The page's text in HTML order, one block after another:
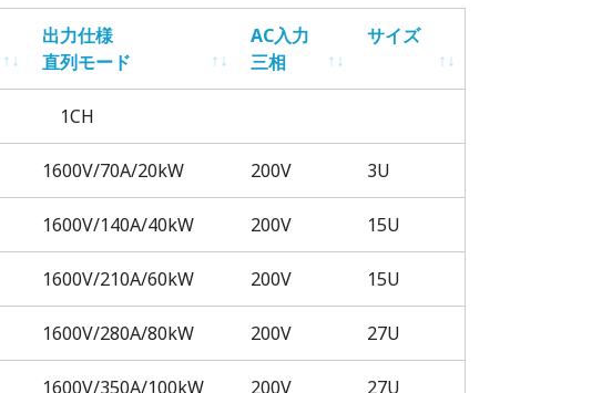
出力仕様
直列モード
AC入力
三相
サイズ
直列モード
1CH
1600V/70A/20kW 200V 3U
1600V/140A/40kW 200V 15U
1600V/210A/60kW 200V 15U
1600V/280A/80kW 200V 27U
1600V/350A/100kW 200V 27U